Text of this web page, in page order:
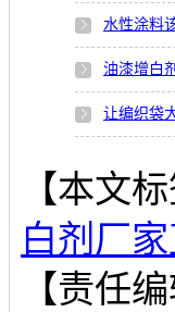
水性涂料
油漆增白
让编织袋
【本文标
白剂厂
【责任编